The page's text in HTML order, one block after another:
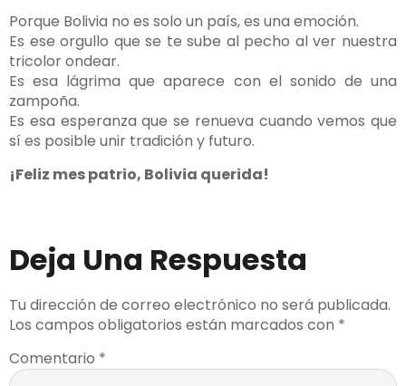
Porque Bolivia no es solo un país, es una emoción.
Es ese orgullo que se te sube al pecho al ver nuestra
tricolor ondear.
Es esa lágrima que aparece con el sonido de una
zampoña.
Es esa esperanza que se renueva cuando vemos que
sí es posible unir tradición y futuro.
¡Feliz mes patrio, Bolivia querida!
Deja Una Respuesta
Tu dirección de correo electrónico no será publicada.
Los campos obligatorios están marcados con *
Comentario *